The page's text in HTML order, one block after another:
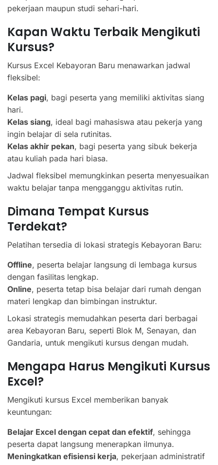
pekerjaan maupun studi sehari-hari.
Kapan Waktu Terbaik Mengikuti
Kursus?
Kursus Excel Kebayoran Baru menawarkan jadwal
fleksibel:
Kelas pagi, bagi peserta yang memiliki aktivitas siang
hari.
Kelas siang, ideal bagi mahasiswa atau pekerja yang
ingin belajar di sela rutinitas.
Kelas akhir pekan, bagi peserta yang sibuk bekerja
atau kuliah pada hari biasa.
Jadwal fleksibel memungkinkan peserta menyesuaikan
waktu belajar tanpa mengganggu aktivitas rutin.
Dimana Tempat Kursus
Terdekat?
Pelatihan tersedia di lokasi strategis Kebayoran Baru:
Offline, peserta belajar langsung di lembaga kursus
dengan fasilitas lengkap.
Online, peserta tetap bisa belajar dari rumah dengan
materi lengkap dan bimbingan instruktur.
Lokasi strategis memudahkan peserta dari berbagai
area Kebayoran Baru, seperti Blok M, Senayan, dan
Gandaria, untuk mengikuti kursus dengan mudah.
Mengapa Harus Mengikuti Kursus
Excel?
Mengikuti kursus Excel memberikan banyak
keuntungan:
Belajar Excel dengan cepat dan efektif, sehingga
peserta dapat langsung menerapkan ilmunya.
Meningkatkan efisiensi kerja, pekerjaan administratif